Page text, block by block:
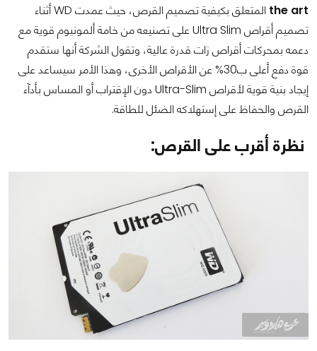
the art
المتعلق بكيفية تصميم القرص، حيث عمدت WD أثناء
تصميم أقراص Ultra Slim على تصنيعه من خامة ألمونيوم قوية مع
دعمه بمحركات أقراص زات قدرة عالية، وتقول الشركة أنها ستقدم
قوة دفع أعلى ب30% عن الأقراص الأخرى، وهذا الأمر سيساعد على
إيجاد بنية قوية لأقراص Ultra-Slim دون الإقتراب أو المساس بأدآء
القرص والحفاظ على إستهلاكه الضئل للطاقة.
نظرة أقرب على القرص: